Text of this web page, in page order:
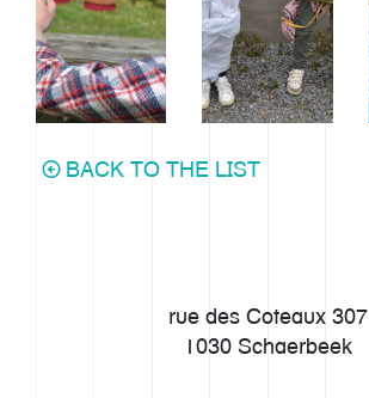
BACK TO THE LIST
rue des Coteaux 307
1030 Schaerbeek